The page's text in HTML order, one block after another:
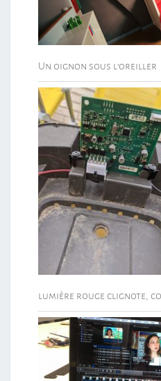
Un oignon sous l’oreiller
lumière rouge clignote,